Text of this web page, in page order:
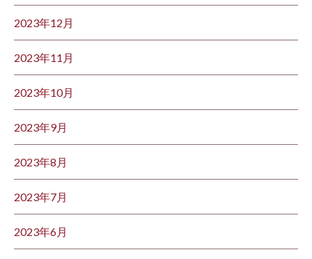
2023年12月
2023年11月
2023年10月
2023年9月
2023年8月
2023年7月
2023年6月